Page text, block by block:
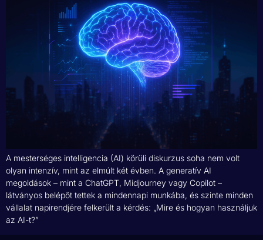
A mesterséges intelligencia (AI) körüli diskurzus soha nem volt
olyan intenzív, mint az elmúlt két évben. A generatív AI
megoldások – mint a ChatGPT, Midjourney vagy Copilot –
látványos belépőt tettek a mindennapi munkába, és szinte minden
vállalat napirendjére felkerült a kérdés: „Mire és hogyan használjuk
az AI-t?”